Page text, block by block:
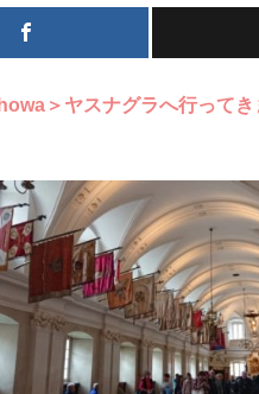
＞ヤスナグラへ行って